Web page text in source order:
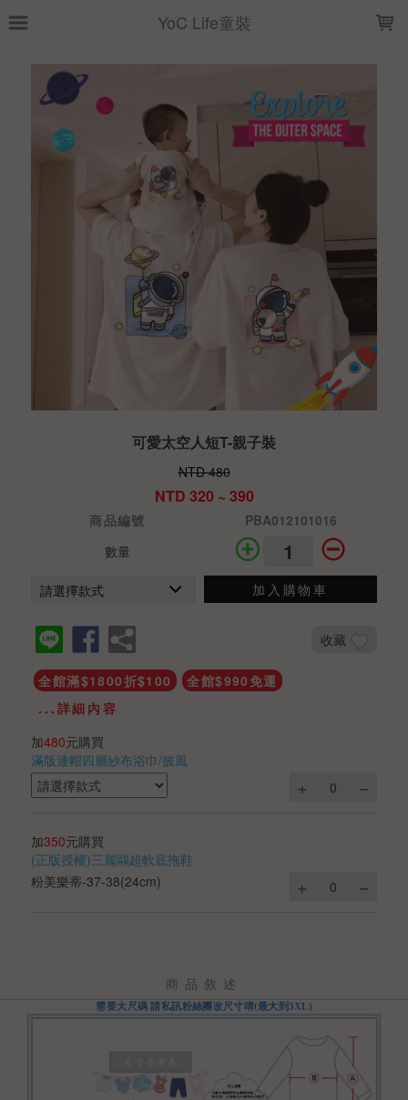
YoC Life童裝
可愛太空人短T-親子裝
NTD 480
NTD 320 ~ 390
商品編號
PBA012101016
數量
加入購物車
收藏
全館滿$1800折$100
全館$990免運
...詳細內容
加480元購買
滿版連帽四層紗布浴巾/披風
加350元購買
(正版授權)三麗鷗超軟底拖鞋
粉美樂蒂-37-38(24cm)
商品敘述